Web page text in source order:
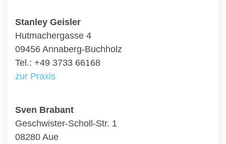
Stanley Geisler
Hutmachergasse 4
09456 Annaberg-Buchholz
Tel.: +49 3733 66168
zur Praxis
Sven Brabant
Geschwister-Scholl-Str. 1
08280 Aue